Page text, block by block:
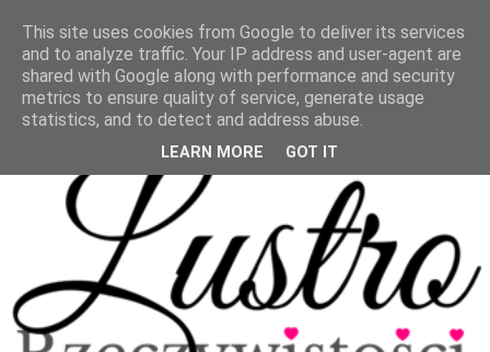
This site uses cookies from Google to deliver its services
and to analyze traffic. Your IP address and user-agent are
shared with Google along with performance and security
metrics to ensure quality of service, generate usage
statistics, and to detect and address abuse.
LEARN MORE GOT IT